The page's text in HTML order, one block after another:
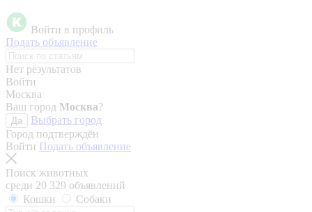
Войти в профиль
Подать объявление
Нет результатов
Войти
Москва
Ваш город Москва?
Да
Выбрать город
Город подтверждён
Войти Подать объявление
Поиск животных
среди 20 329 объявлений
Кошки
Собаки